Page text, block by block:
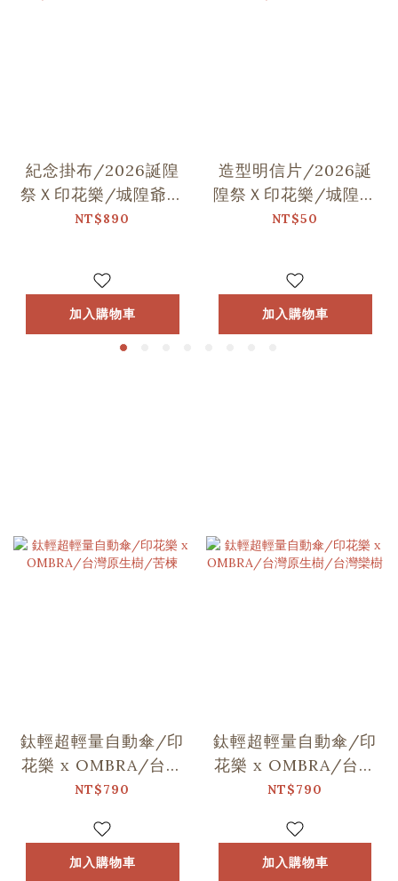
紀念掛布/2026誕隍
祭Ｘ印花樂/城隍爺與
范謝將軍跳舞
NT$890
加入購物車
造型明信片/2026誕
隍祭Ｘ印花樂/城隍老
爺跳舞
NT$50
加入購物車
鈦輕超輕量自動傘/印
花樂 x OMBRA/台灣
原生樹/苦楝
NT$790
加入購物車
鈦輕超輕量自動傘/印
花樂 x OMBRA/台灣
原生樹/台灣欒樹
NT$790
加入購物車